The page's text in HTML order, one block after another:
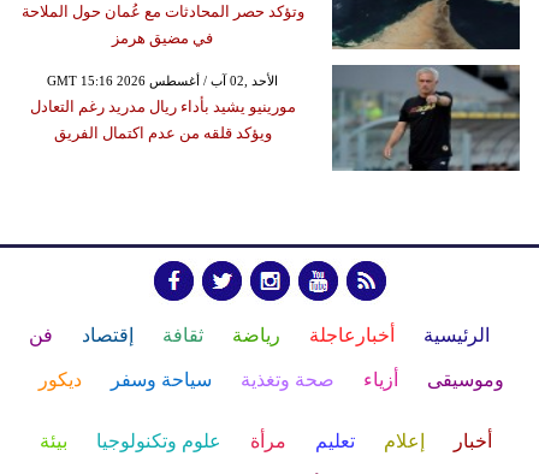
وتؤكد حصر المحادثات مع عُمان حول الملاحة
في مضيق هرمز
GMT 15:16 2026 الأحد ,02 آب / أغسطس
مورينيو يشيد بأداء ريال مدريد رغم التعادل
ويؤكد قلقه من عدم اكتمال الفريق
الرئيسية أخبارعاجلة رياضة ثقافة إقتصاد فن
وموسيقى أزياء صحة وتغذية سياحة وسفر ديكور
أخبار إعلام تعليم مرأة علوم وتكنولوجيا بيئة